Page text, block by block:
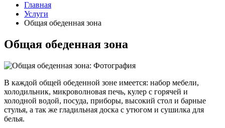
Главная
Услуги
Общая обеденная зона
Общая обеденная зона
В каждой общей обеденной зоне имеется: набор мебели,
холодильник, микроволновая печь, кулер с горячей и
холодной водой, посуда, приборы, высокий стол и барные
стулья, а так же гладильная доска с утюгом и сушилка для
белья.